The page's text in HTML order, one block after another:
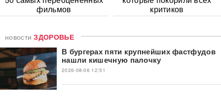
фильмов
критиков
новостиЗДОРОВЬЕ
В бургерах пяти крупнейших фастфудов
нашли кишечную палочку
2026-08-06 12:51